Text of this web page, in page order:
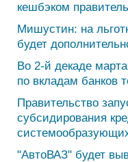
кешбэком
Мишустин: на
будет
Во 2-й декаде
по вкладам банков
Правительство
субсидирования
"АвтоВАЗ" будет